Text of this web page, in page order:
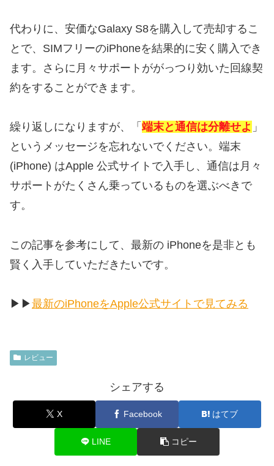
代わりに、安価なGalaxy S8を購入して売却するこ
とで、SIMフリーのiPhoneを結果的に安く購入でき
ます。さらに月々サポートががっつり効いた回線契
約をすることができます。
繰り返しになりますが、「 端末と通信は分離せよ 」
というメッセージを忘れないでください。端末
(iPhone) はApple 公式サイトで入手し、通信は月々
サポートがたくさん乗っているものを選ぶべきで
す。
この記事を参考にして、最新の iPhoneを是非とも
賢く入手していただきたいです。
▶︎▶︎最新のiPhoneをApple公式サイトで見てみる
レビュー
シェアする
X Facebook はてブ
LINE コピー